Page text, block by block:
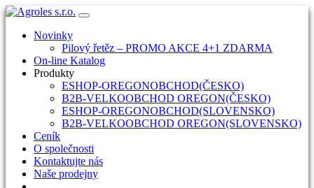
Skip
contentNovinky
Pilový řetěz – PROMO AKCE 4+1 ZDARMA
On-line Katalog
Produkty
ESHOP-OREGONOBCHOD(ČESKO)
B2B-VELKOOBCHOD OREGON(ČESKO)
ESHOP-OREGONOBCHOD(SLOVENSKO)
B2B-VELKOOBCHOD OREGON(SLOVENSKO)
Ceník
O společnosti
Kontaktujte nás
Naše prodejny